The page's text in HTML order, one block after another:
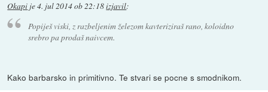
Okapi je4. jul 2014 ob 22:18izjavil:
Popiješ viski, z razbeljenim železom kavteriziraš rano, koloidno
srebro pa prodaš naivcem.
Kako barbarsko in primitivno. Te stvari se pocne s smodnikom.